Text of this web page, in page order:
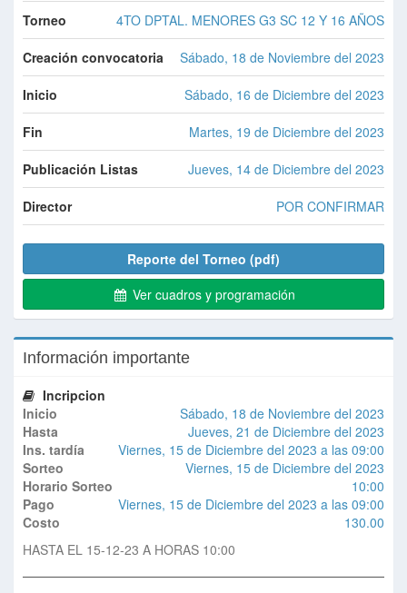
Torneo 4TO DPTAL. MENORES G3 SC 12 Y 16 AÑOS
Creación convocatoria Sábado, 18 de Noviembre del 2023
Inicio Sábado, 16 de Diciembre del 2023
Fin Martes, 19 de Diciembre del 2023
Publicación Listas Jueves, 14 de Diciembre del 2023
Director POR CONFIRMAR
Reporte del Torneo (pdf)
Ver cuadros y programación
Información importante
Incripcion
Inicio
Sábado, 18 de Noviembre del 2023
Hasta
Jueves, 21 de Diciembre del 2023
Ins. tardía
Viernes, 15 de Diciembre del 2023 a las 09:00
Sorteo
Viernes, 15 de Diciembre del 2023
Horario Sorteo
10:00
Pago
Viernes, 15 de Diciembre del 2023 a las 09:00
Costo
130.00
HASTA EL 15-12-23 A HORAS 10:00